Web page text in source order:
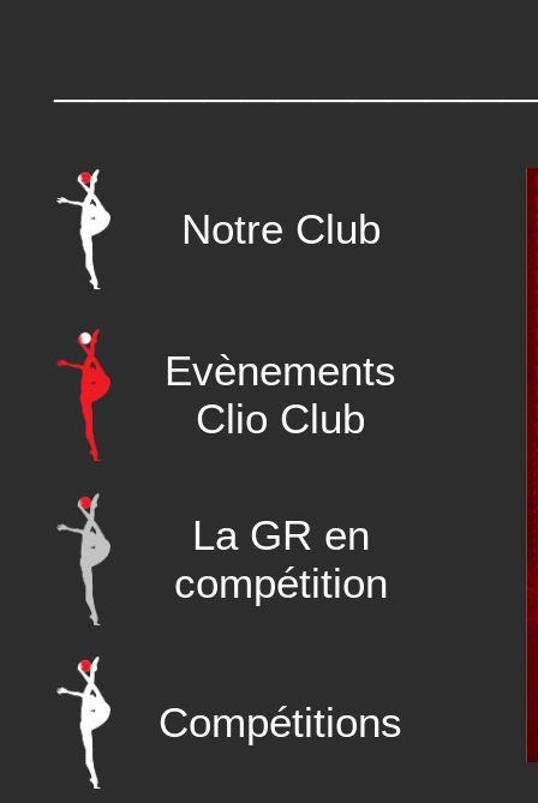
Notre Club
Evènements
Clio Club
La GR en
compétition
Compétitions